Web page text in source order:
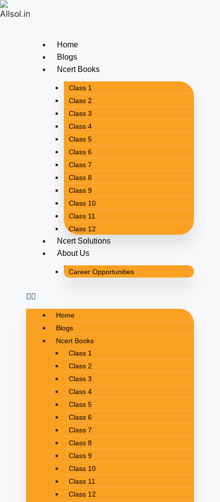
Home
Blogs
Ncert Books
Class 1
Class 2
Class 3
Class 4
Class 5
Class 6
Class 7
Class 8
Class 9
Class 10
Class 11
Class 12
Ncert Solutions
About Us
Career Opportunities
Home
Blogs
Ncert Books
Class 1
Class 2
Class 3
Class 4
Class 5
Class 6
Class 7
Class 8
Class 9
Class 10
Class 11
Class 12